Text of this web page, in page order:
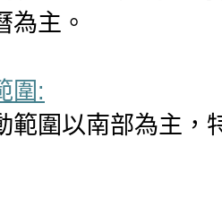
為主。
圍:
範圍以南部為主，